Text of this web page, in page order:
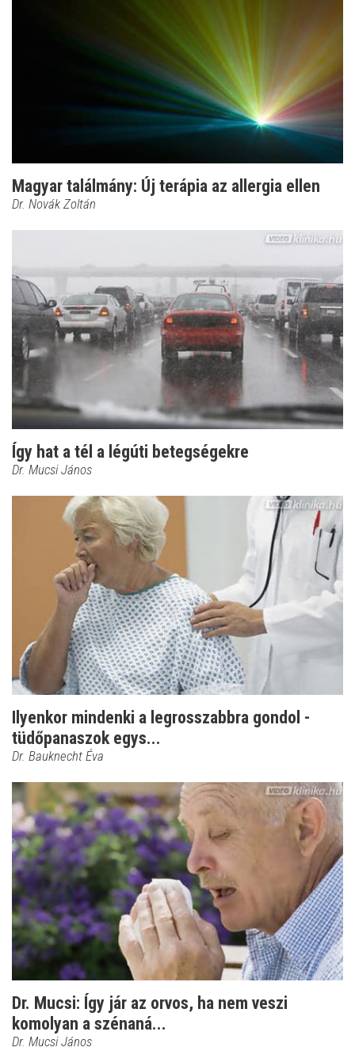
Magyar találmány: Új terápia az allergia ellen
Dr. Novák Zoltán
Így hat a tél a légúti betegségekre
Dr. Mucsi János
Ilyenkor mindenki a legrosszabbra gondol -
tüdőpanaszok egys...
Dr. Bauknecht Éva
Dr. Mucsi: Így jár az orvos, ha nem veszi
komolyan a szénaná...
Dr. Mucsi János